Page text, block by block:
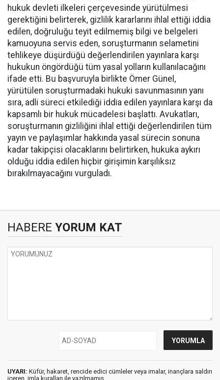
hukuk devleti ilkeleri çerçevesinde yürütülmesi
gerektiğini belirterek, gizlilik kararlarını ihlal ettiği iddia
edilen, doğruluğu teyit edilmemiş bilgi ve belgeleri
kamuoyuna servis eden, soruşturmanın selametini
tehlikeye düşürdüğü değerlendirilen yayınlara karşı
hukukun öngördüğü tüm yasal yolların kullanılacağını
ifade etti. Bu başvuruyla birlikte Ömer Günel,
yürütülen soruşturmadaki hukuki savunmasının yanı
sıra, adli süreci etkilediği iddia edilen yayınlara karşı da
kapsamlı bir hukuk mücadelesi başlattı. Avukatları,
soruşturmanın gizliliğini ihlal ettiği değerlendirilen tüm
yayın ve paylaşımlar hakkında yasal sürecin sonuna
kadar takipçisi olacaklarını belirtirken, hukuka aykırı
olduğu iddia edilen hiçbir girişimin karşılıksız
bırakılmayacağını vurguladı.
HABERE YORUM KAT
UYARI: Küfür, hakaret, rencide edici cümleler veya imalar, inançlara saldırı
içeren, imla kuralları ile yazılmamış,